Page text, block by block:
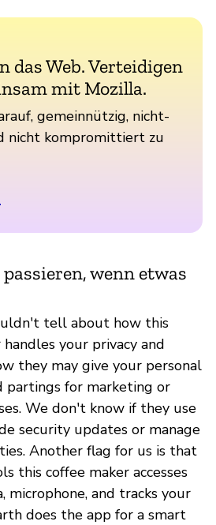
das Web. Verteidigen
mit Mozilla.
gemeinnützig, nicht-
nicht kompromittiert zu
wenn etwas
tell about how this
your privacy and
they may give your personal
for marketing or
We don't know if they use
security updates or manage
Another flag for us is that
this coffee maker accesses
microphone, and tracks your
does the app for a smart